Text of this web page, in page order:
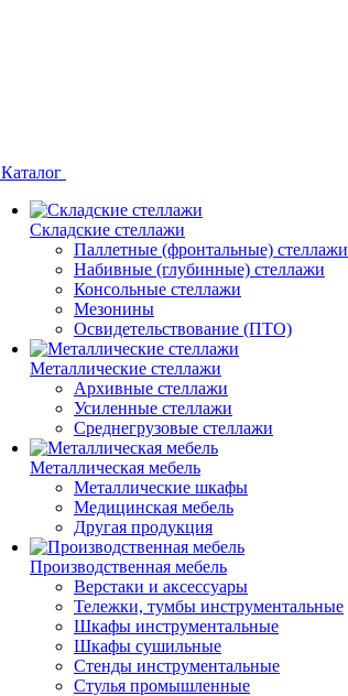
Каталог
Складские стеллажи
Паллетные (фронтальные) стеллажи
Набивные (глубинные) стеллажи
Консольные стеллажи
Мезонины
Освидетельствование (ПТО)
Металлические стеллажи
Архивные стеллажи
Усиленные стеллажи
Среднегрузовые стеллажи
Металлическая мебель
Металлические шкафы
Медицинская мебель
Другая продукция
Производственная мебель
Верстаки и аксессуары
Тележки, тумбы инструментальные
Шкафы инструментальные
Шкафы сушильные
Стенды инструментальные
Cтулья промышленные